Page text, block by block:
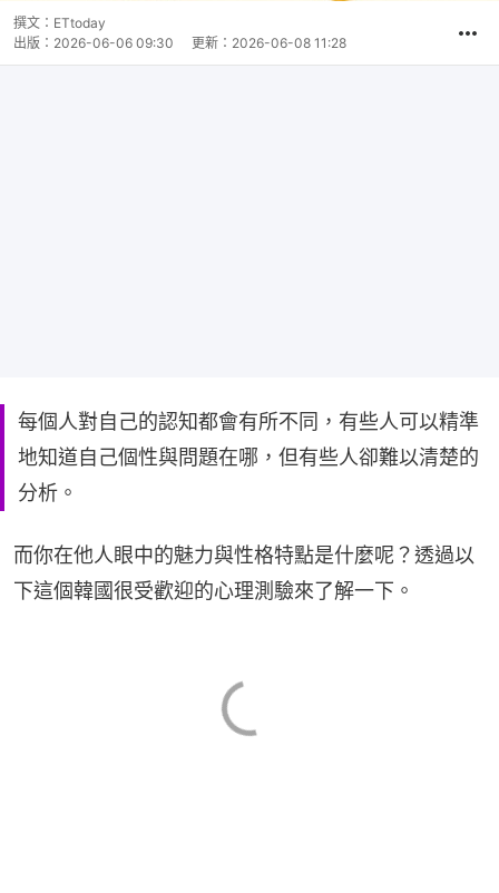
撰文： ETtoday
出版： 2026-06-06 09:30 更新： 2026-06-08 11:28
每個人對自己的認知都會有所不同，有些人可以精準
地知道自己個性與問題在哪，但有些人卻難以清楚的
分析。
而你在他人眼中的魅力與性格特點是什麼呢？透過以
下這個韓國很受歡迎的心理測驗來了解一下。